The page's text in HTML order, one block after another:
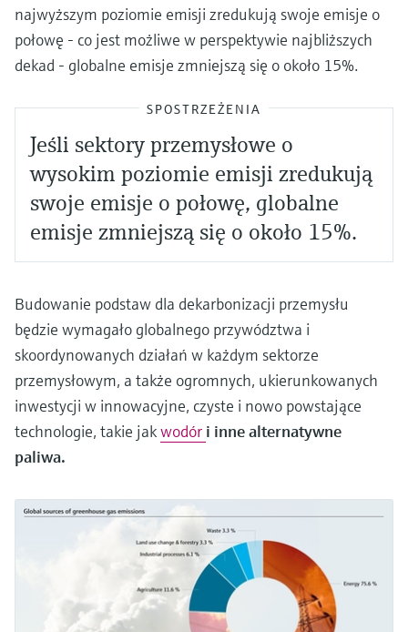
najwyższym poziomie emisji zredukują swoje emisje o
połowę - co jest możliwe w perspektywie najbliższych
dekad - globalne emisje zmniejszą się o około 15%.
SPOSTRZEŻENIA
Jeśli sektory przemysłowe o
wysokim poziomie emisji zredukują
swoje emisje o połowę, globalne
emisje zmniejszą się o około 15%.
Budowanie podstaw dla dekarbonizacji przemysłu
będzie wymagało globalnego przywództwa i
skoordynowanych działań w każdym sektorze
przemysłowym, a także ogromnych, ukierunkowanych
inwestycji w innowacyjne, czyste i nowo powstające
technologie, takie jakwodór i inne alternatywne
paliwa.